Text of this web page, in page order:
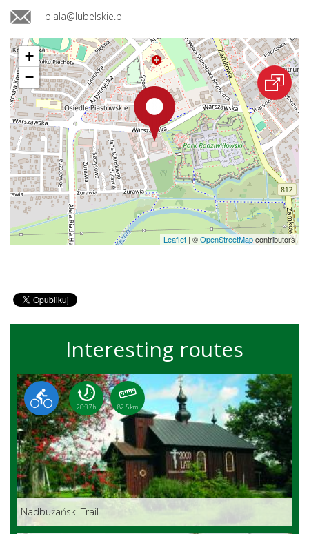
biala@lubelskie.pl
+
−
Leaflet | ©OpenStreetMapcontributors
Interesting routes
20:37 h 82.5 km
Nadbużański Trail